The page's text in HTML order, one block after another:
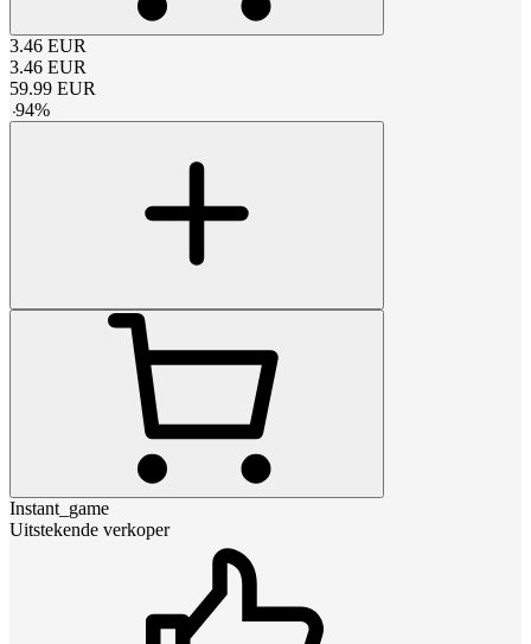
3.46 EUR
3.46 EUR
59.99 EUR
-94%
Instant_game
Uitstekende verkoper